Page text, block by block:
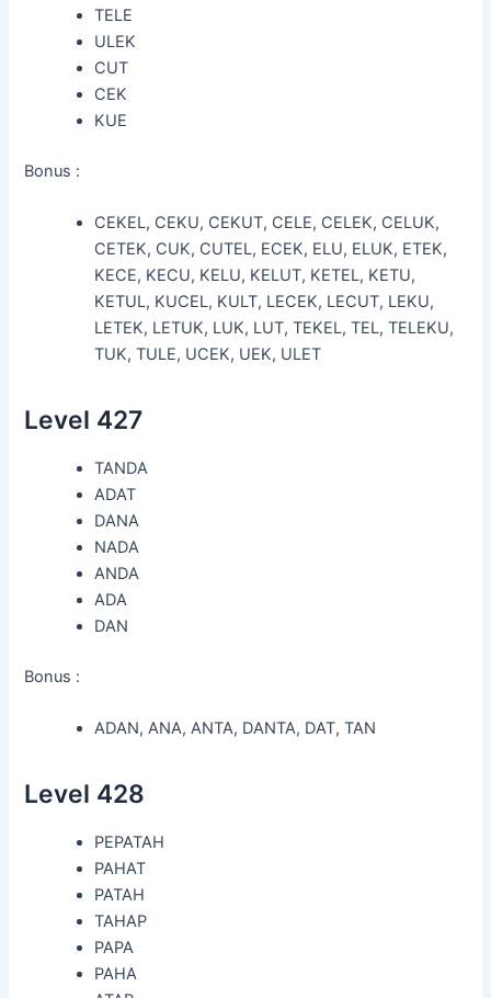
TELE
ULEK
CUT
CEK
KUE
Bonus :
CEKEL, CEKU, CEKUT, CELE, CELEK, CELUK,
CETEK, CUK, CUTEL, ECEK, ELU, ELUK, ETEK,
KECE, KECU, KELU, KELUT, KETEL, KETU,
KETUL, KUCEL, KULT, LECEK, LECUT, LEKU,
LETEK, LETUK, LUK, LUT, TEKEL, TEL, TELEKU,
TUK, TULE, UCEK, UEK, ULET
Level 427
TANDA
ADAT
DANA
NADA
ANDA
ADA
DAN
Bonus :
ADAN, ANA, ANTA, DANTA, DAT, TAN
Level 428
PEPATAH
PAHAT
PATAH
TAHAP
PAPA
PAHA